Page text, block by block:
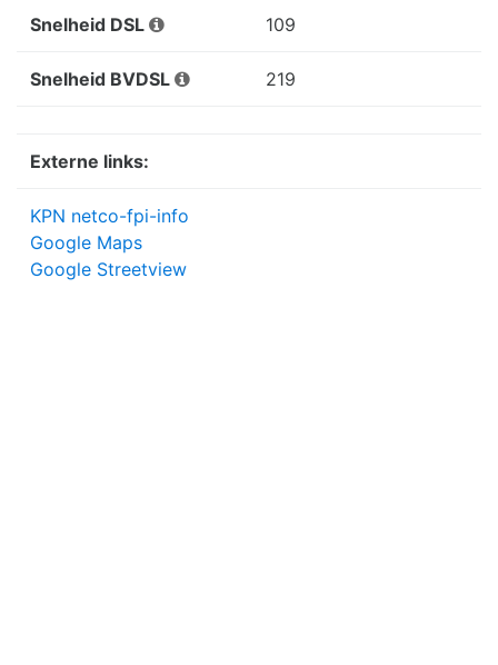
Snelheid DSL 109
Snelheid BVDSL 219
Externe links:
KPN netco-fpi-info
Google Maps
Google Streetview